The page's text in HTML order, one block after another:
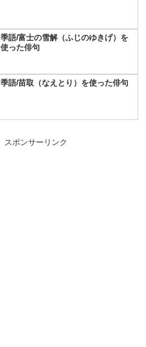
季語/富士の雪解（ふじのゆきげ）を
使った俳句
季語/苗取（なえとり）を使った俳句
スポンサーリンク